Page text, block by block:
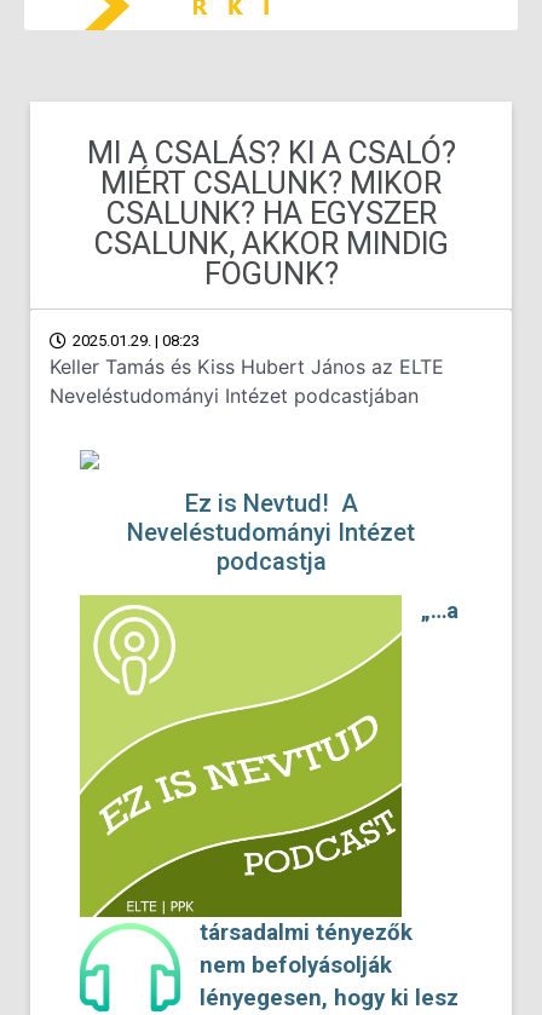
MI A CSALÁS? KI A CSALÓ?
MIÉRT CSALUNK? MIKOR
CSALUNK? HA EGYSZER
CSALUNK, AKKOR MINDIG
FOGUNK?
2025.01.29. | 08:23
Keller Tamás és Kiss Hubert János az ELTE
Neveléstudományi Intézet podcastjában
Ez is Nevtud! A
Neveléstudományi Intézet
podcastja
„…a
társadalmi tényezők
nem befolyásolják
lényegesen, hogy ki lesz